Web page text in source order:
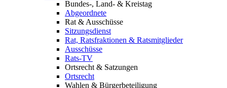
Bundes-, Land- & Kreistag
Abgeordnete
Rat & Ausschüsse
Sitzungsdienst
Rat, Ratsfraktionen & Ratsmitglieder
Ausschüsse
Rats-TV
Ortsrecht & Satzungen
Ortsrecht
Wahlen & Bürgerbeteiligung